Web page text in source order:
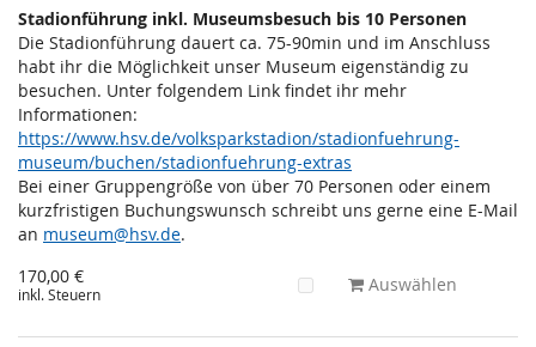
Stadionführung inkl. Museumsbesuch bis 10 Personen
Die Stadionführung dauert ca. 75-90min und im Anschluss
habt ihr die Möglichkeit unser Museum eigenständig zu
besuchen. Unter folgendem Link findet ihr mehr
Informationen:
https://www.hsv.de/volksparkstadion/stadionfuehrung-
museum/buchen/stadionfuehrung-extras
Bei einer Gruppengröße von über 70 Personen oder einem
kurzfristigen Buchungswunsch schreibt uns gerne eine E-Mail
an museum@hsv.de.
170,00 €
inkl. Steuern Auswählen